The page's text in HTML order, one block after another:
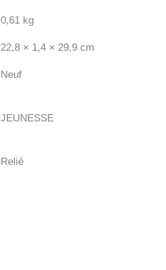
0,61 kg
22,8 × 1,4 × 29,9 cm
Neuf
JEUNESSE
Relié